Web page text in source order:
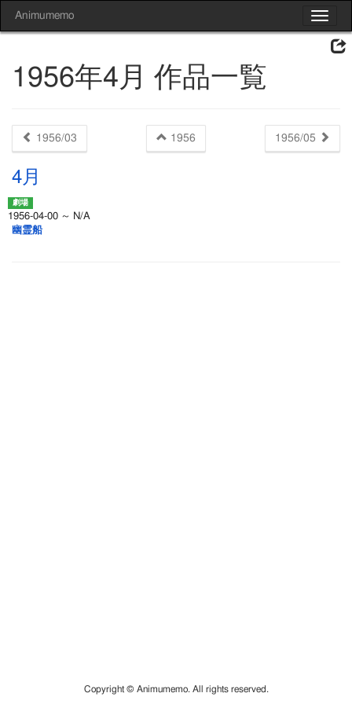
Toggle
Animumemo
1956年4月 作品一覧
1956/03 1956 1956/05
4月
1956-04-00 ～ N/A
幽霊船
Copyright © Animumemo. All rights reserved.